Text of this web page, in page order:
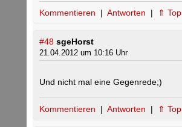
Kommentieren | Antworten | ⇑ Top
#48 sgeHorst
21.04.2012 um 10:16 Uhr
Und nicht mal eine Gegenrede;)
Kommentieren | Antworten | ⇑ Top